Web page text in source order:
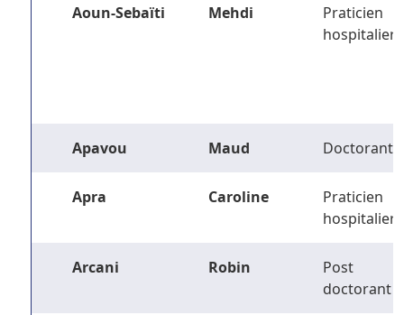
Aoun-Sebaïti Mehdi
Praticien
hospitalier
Apavou Maud Doctorant
Apra Caroline
Praticien
hospitalier
Arcani Robin
Post
doctorant